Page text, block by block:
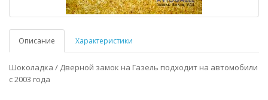
Описание Характеристики
Шоколадка / Дверной замок на Газель подходит на автомобили
с 2003 года